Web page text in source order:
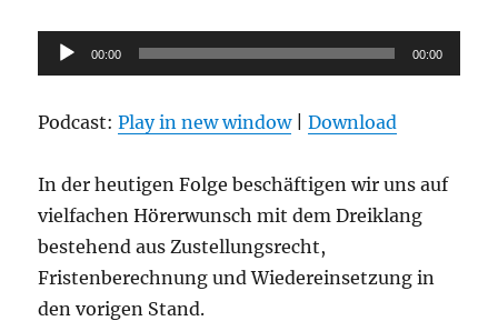
Audio-
Player
00:00 00:00
Podcast:Play in new window|Download
In der heutigen Folge beschäftigen wir uns auf
vielfachen Hörerwunsch mit dem Dreiklang
bestehend aus Zustellungsrecht,
Fristenberechnung und Wiedereinsetzung in
den vorigen Stand.